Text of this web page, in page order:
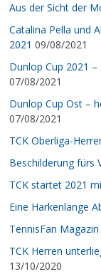
Aus der Sicht der
Catalina Pella und
2021 09/08/2021
Dunlop Cup 2021
07/08/2021
Dunlop Cup Ost –
07/08/2021
TCK Oberliga-
Beschilderung fürs
TCK startet 2021
Eine Harkenlänge
TennisFan
TCK Herren
13/10/2020